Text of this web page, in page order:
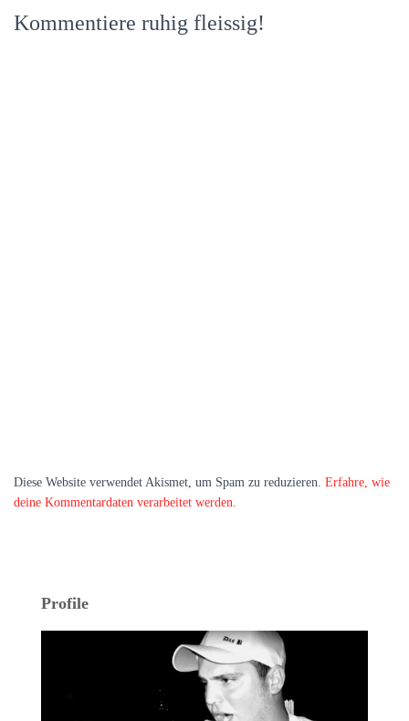
Kommentiere ruhig fleissig!
Diese Website verwendet Akismet, um Spam zu reduzieren. Erfahre, wie
deine Kommentardaten verarbeitet werden.
Profile